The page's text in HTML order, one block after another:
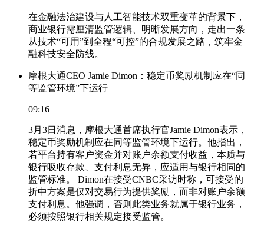
在金融法治建设与人工智能技术双重变革的背景下，
商业银行需厘清监管逻辑、明晰发展方向，走出一条
从技术“可用”到全程“可控”的合规发展之路，筑牢金
融科技安全防线。
摩根大通CEO Jamie Dimon：稳定币奖励机制应在“同
等监管环境”下运行
09:16
3月3日消息，摩根大通首席执行官Jamie Dimon表示，
稳定币奖励机制应在同等监管环境下运行。他指出，
若平台持有客户资金并对账户余额支付收益，本质与
银行吸收存款、支付利息无异，应适用与银行相同的
监管标准。 Dimon在接受CNBC采访时称，可接受的
折中方案是仅对交易行为提供奖励，而非对账户余额
支付利息。他强调，否则此类业务就属于银行业务，
必须按照银行相关规定接受监管。